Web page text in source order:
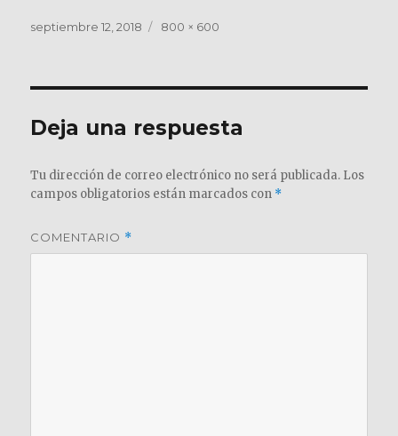
Publicado
septiembre 12, 2018
Tamaño
800 × 600
Deja una respuesta
Tu dirección de correo electrónico no será publicada. Los
campos obligatorios están marcados con *
COMENTARIO *